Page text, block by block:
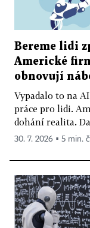
Bereme lidi
Americké
obnovují
Vypadalo to na
práce pro lidi.
dohání realita.
30. 7. 2026 ▪ 5 min.